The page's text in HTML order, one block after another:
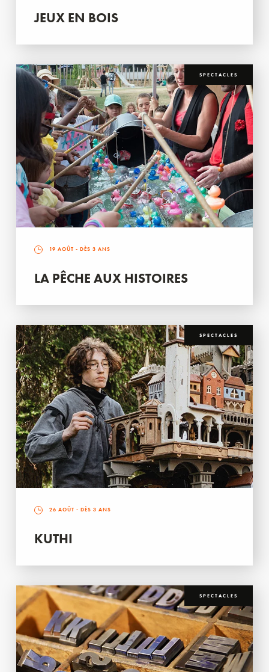
JEUX EN BOIS
SPECTACLES
19 AOÛT - DÈS 3 ANS
LA PÊCHE AUX HISTOIRES
SPECTACLES
26 AOÛT - DÈS 3 ANS
KUTHI
SPECTACLES